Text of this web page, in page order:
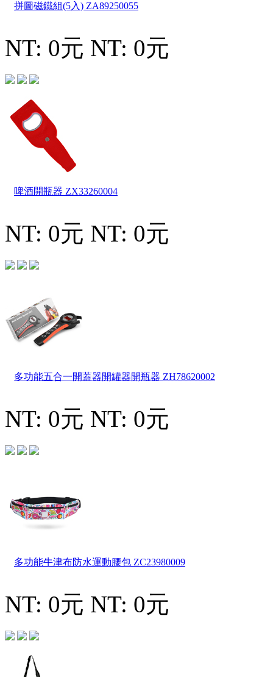
拼圖磁鐵組(5入) ZA89250055
NT: 0元 NT: 0元
啤酒開瓶器 ZX33260004
NT: 0元 NT: 0元
多功能五合一開蓋器開罐器開瓶器 ZH78620002
NT: 0元 NT: 0元
多功能牛津布防水運動腰包 ZC23980009
NT: 0元 NT: 0元